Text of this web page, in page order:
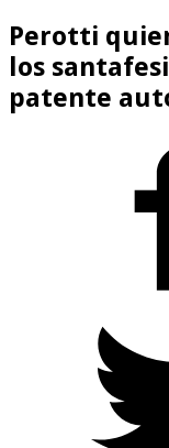
Perotti
los
patente